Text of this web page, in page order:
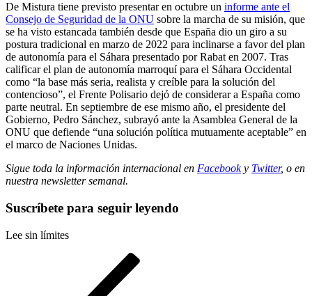
De Mistura tiene previsto presentar en octubre un informe ante el
Consejo de Seguridad de la ONU sobre la marcha de su misión, que
se ha visto estancada también desde que España dio un giro a su
postura tradicional en marzo de 2022 para inclinarse a favor del plan
de autonomía para el Sáhara presentado por Rabat en 2007. Tras
calificar el plan de autonomía marroquí para el Sáhara Occidental
como “la base más seria, realista y creíble para la solución del
contencioso”, el Frente Polisario dejó de considerar a España como
parte neutral. En septiembre de ese mismo año, el presidente del
Gobierno, Pedro Sánchez, subrayó ante la Asamblea General de la
ONU que defiende “una solución política mutuamente aceptable” en
el marco de Naciones Unidas.
Sigue toda la información internacional en Facebooky Twitter, o en
nuestra newsletter semanal.
Suscríbete para seguir leyendo
Lee sin límites